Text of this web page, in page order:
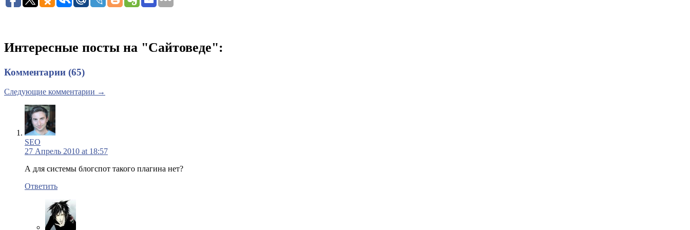
Интересные посты на "Сайтоведе":
Комментарии (65)
Следующие комментарии →
SEO
27 Апрель 2010 at 18:57
А для системы блогспот такого плагина нет?
Ответить